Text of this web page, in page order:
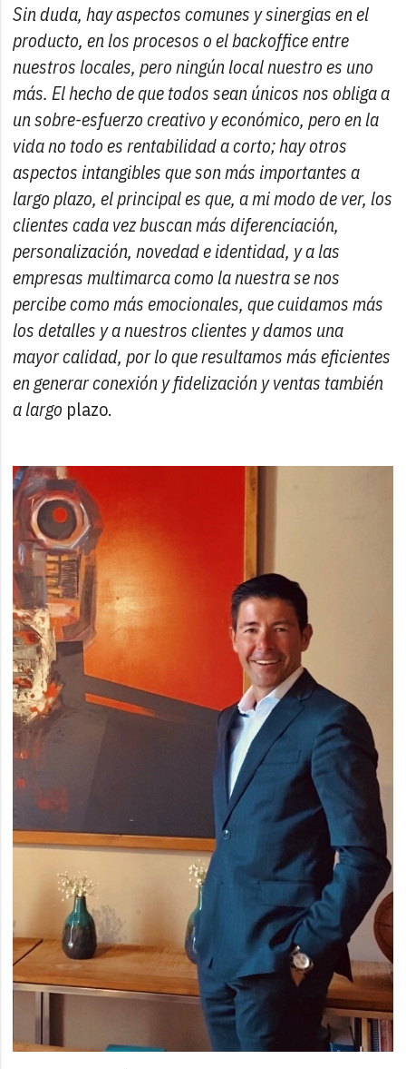
Sin duda, hay aspectos comunes y sinergias en el
producto, en los procesos o el backoffice entre
nuestros locales, pero ningún local nuestro es uno
más. El hecho de que todos sean únicos nos obliga a
un sobre-esfuerzo creativo y económico, pero en la
vida no todo es rentabilidad a corto; hay otros
aspectos intangibles que son más importantes a
largo plazo, el principal es que, a mi modo de ver, los
clientes cada vez buscan más diferenciación,
personalización, novedad e identidad, y a las
empresas multimarca como la nuestra se nos
percibe como más emocionales, que cuidamos más
los detalles y a nuestros clientes y damos una
mayor calidad, por lo que resultamos más eficientes
en generar conexión y fidelización y ventas también
a largo plazo.